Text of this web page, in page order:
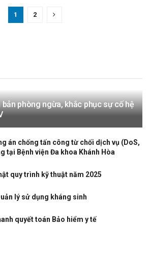
1 2
bản phòng ngừa, khắc phục sự cố hệ
án chống tấn công từ chối dịch vụ (DoS,
tại Bệnh viện Đa khoa Khánh Hòa
quy trình kỹ thuật năm 2025
lý sử dụng kháng sinh
quyết toán Bảo hiểm y tế